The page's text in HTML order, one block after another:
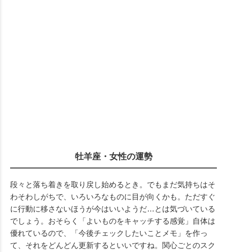
牡羊座・女性の運勢
段々と落ち着きを取り戻し始めるとき。でもまだ気持ちはそ
わそわしがちで、いろいろなものに目が向くかも。ただすぐ
に行動に移さないほうが今はいいようだ…とは気づいている
でしょう。おそらく「よいものをキャッチする感覚」自体は
優れているので、「今後チェックしたいことメモ」を作っ
て、それをどんどん更新するといいですね。関心ごとのスク